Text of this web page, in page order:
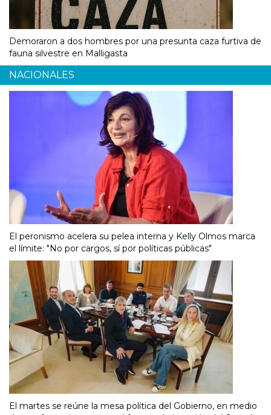
Demoraron a dos hombres por una presunta caza furtiva de
fauna silvestre en Malligasta
NACIONALES
El peronismo acelera su pelea interna y Kelly Olmos marca
el límite: "No por cargos, sí por políticas públicas"
El martes se reúne la mesa política del Gobierno, en medio